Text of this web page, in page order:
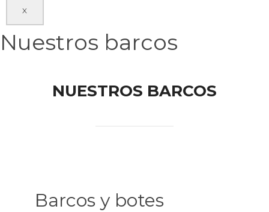
X
Nuestros barcos
NUESTROS BARCOS
Barcos y botes